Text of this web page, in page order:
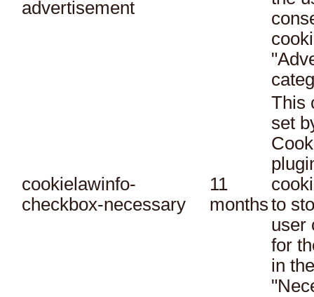
advertisement
cookielawinfo-
checkbox-necessary
11
months
This
set
to
user
for
in